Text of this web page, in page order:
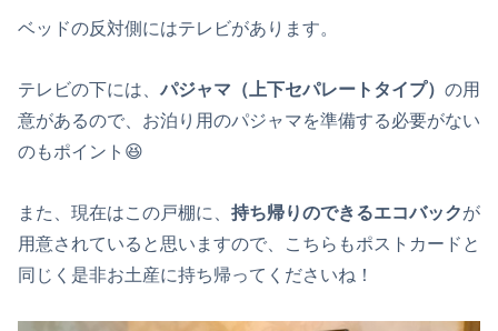
ベッドの反対側にはテレビがあります。
テレビの下には、 パジャマ（上下セパレートタイプ） の用
意があるので、お泊り用のパジャマを準備する必要がない
のもポイント😆
また、現在はこの戸棚に、 持ち帰りのできるエコバックが
用意されていると思いますので、こちらもポストカードと
同じく是非お土産に持ち帰ってくださいね！